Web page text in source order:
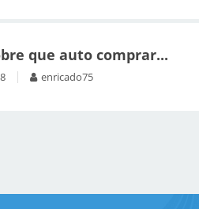
que auto comprar...
enricado75